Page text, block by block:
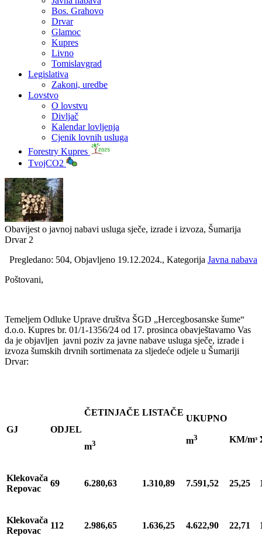
Bos. Grahovo
Drvar
Glamoc
Kupres
Livno
Tomislavgrad
Legislativa
Zakoni, uredbe
Lovstvo
O lovstvu
Divljač
Kalendar lovljenja
Cjenik lovnih usluga
Forestry Kupres
TvojCO2
Obavijest o javnoj nabavi usluga sječe, izrade i izvoza, Šumarija
Drvar 2
Pregledano: 504, Objavljeno 19.12.2024., Kategorija Javna nabava
Poštovani,
Temeljem Odluke Uprave društva ŠGD „Hercegbosanske šume“
d.o.o. Kupres br. 01/1-1356/24 od 17. prosinca obavještavamo Vas
da je objavljen javni poziv za javne nabave usluga sječe, izrade i
izvoza šumskih drvnih sortimenata za sljedeće odjele u Šumariji
Drvar:
GJ ODJEL
ČETINJAČE LISTAČE
UKUPNO
m3 KM/mᶟ
m3
Klekovača
Repovac
69 6.280,63 1.310,89 7.591,52 25,25
Klekovača
Repovac
112 2.986,65 1.636,25 4.622,90 22,71